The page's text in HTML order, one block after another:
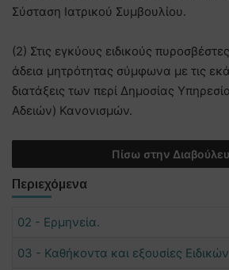
Σύσταση Ιατρικού Συμβουλίου.
(2) Στις εγκύους ειδικούς
άδεια μητρότητας σύμφωνα με τις
διατάξεις των περί Δημοσίας
Αδειών) Κανονισμών.
Πίσω στην
Περιεχόμενα
02 - Ερμηνεία.
03 - Καθήκοντα και εξουσίες